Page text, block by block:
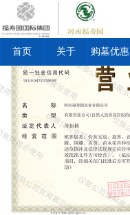
首页 关于 购墓优惠